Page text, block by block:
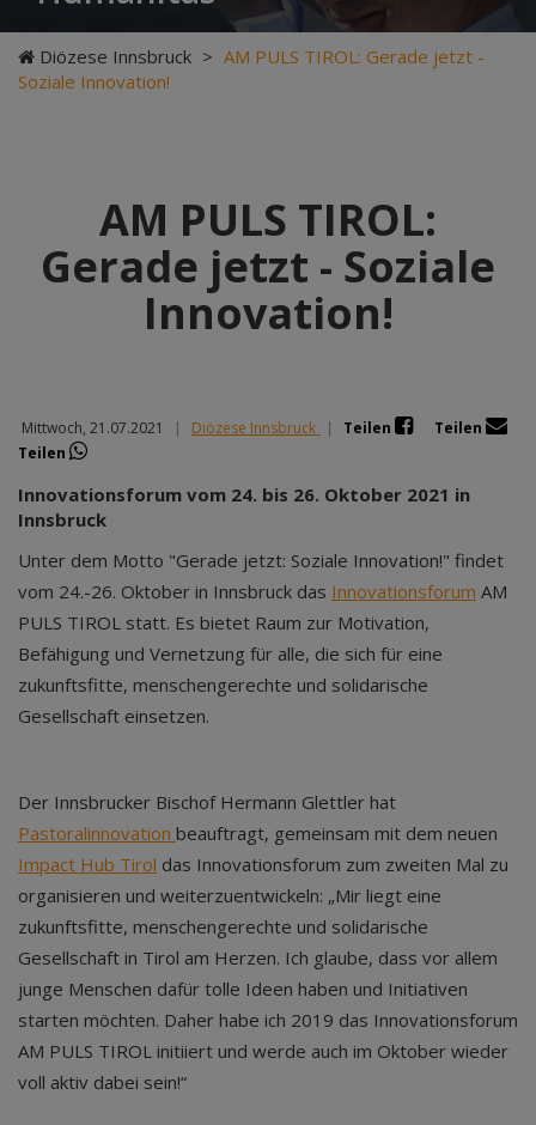
Diözese Innsbruck > AM PULS TIROL: Gerade jetzt -
Soziale Innovation!
AM PULS TIROL:
Gerade jetzt - Soziale
Innovation!
Mittwoch, 21.07.2021 | Diözese Innsbruck | Teilen
Teilen
Teilen
Innovationsforum vom 24. bis 26. Oktober 2021 in
Innsbruck
Unter dem Motto "Gerade jetzt: Soziale Innovation!" findet
vom 24.-26. Oktober in Innsbruck das Innovationsforum AM
PULS TIROL statt. Es bietet Raum zur Motivation,
Befähigung und Vernetzung für alle, die sich für eine
zukunftsfitte, menschengerechte und solidarische
Gesellschaft einsetzen.
Der Innsbrucker Bischof Hermann Glettler hat
Pastoralinnovation beauftragt, gemeinsam mit dem neuen
Impact Hub Tirol das Innovationsforum zum zweiten Mal zu
organisieren und weiterzuentwickeln: „Mir liegt eine
zukunftsfitte, menschengerechte und solidarische
Gesellschaft in Tirol am Herzen. Ich glaube, dass vor allem
junge Menschen dafür tolle Ideen haben und Initiativen
starten möchten. Daher habe ich 2019 das Innovationsforum
AM PULS TIROL initiiert und werde auch im Oktober wieder
voll aktiv dabei sein!“